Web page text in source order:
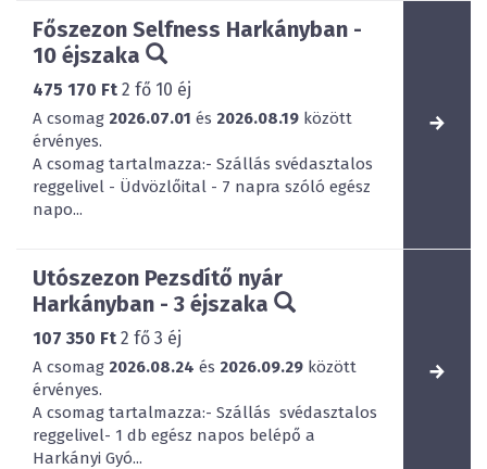
Főszezon Selfness Harkányban -
10 éjszaka
475 170 Ft 2 fő 10 éj
A csomag 2026.07.01 és 2026.08.19 között
érvényes.
A csomag tartalmazza:- Szállás svédasztalos
reggelivel - Üdvözlőital - 7 napra szóló egész
napo...
Utószezon Pezsdítő nyár
Harkányban - 3 éjszaka
107 350 Ft 2 fő 3 éj
A csomag 2026.08.24 és 2026.09.29 között
érvényes.
A csomag tartalmazza:- Szállás svédasztalos
reggelivel- 1 db egész napos belépő a
Harkányi Gyó...